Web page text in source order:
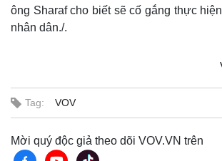
ông Sharaf cho biết sẽ cố gắng thực
nhân dân./.
Tag: VOV
Mời quý độc giả theo dõi VOV.VN trên